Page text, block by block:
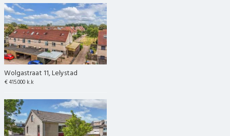
Wolgastraat 11, Lelystad
€ 415.000 k.k